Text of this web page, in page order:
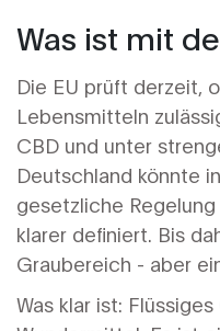
Was ist mit
Die EU prüft derzeit,
Lebensmitteln
CBD und unter
Deutschland könnte
gesetzliche
klarer definiert. Bis
Graubereich - aber
Was klar ist: